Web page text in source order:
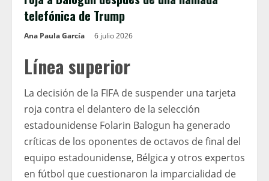
telefónica de Trump
Ana Paula García 6 julio 2026
Línea superior
La decisión de la FIFA de suspender una tarjeta
roja contra el delantero de la selección
estadounidense Folarin Balogun ha generado
críticas de los oponentes de octavos de final del
equipo estadounidense, Bélgica y otros expertos
en fútbol que cuestionaron la imparcialidad de